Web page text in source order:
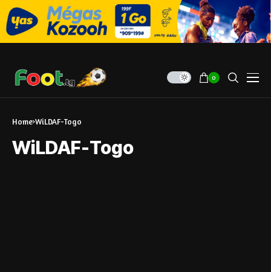
0
Home WiLDAF-Togo
WiLDAF-Togo